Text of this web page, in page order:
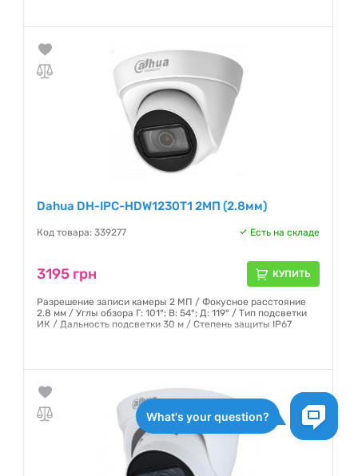
Dahua DH-IPC-HDW1230T1 2MП (2.8мм)
Код товара: 339277 Есть на складе
3195 грн КУПИТЬ
Разрешение записи камеры 2 МП / Фокусное расстояние
2.8 мм / Углы обзора Г: 101°; В: 54°; Д: 119° / Тип подсветки
ИК / Дальность подсветки 30 м / Степень защиты IP67